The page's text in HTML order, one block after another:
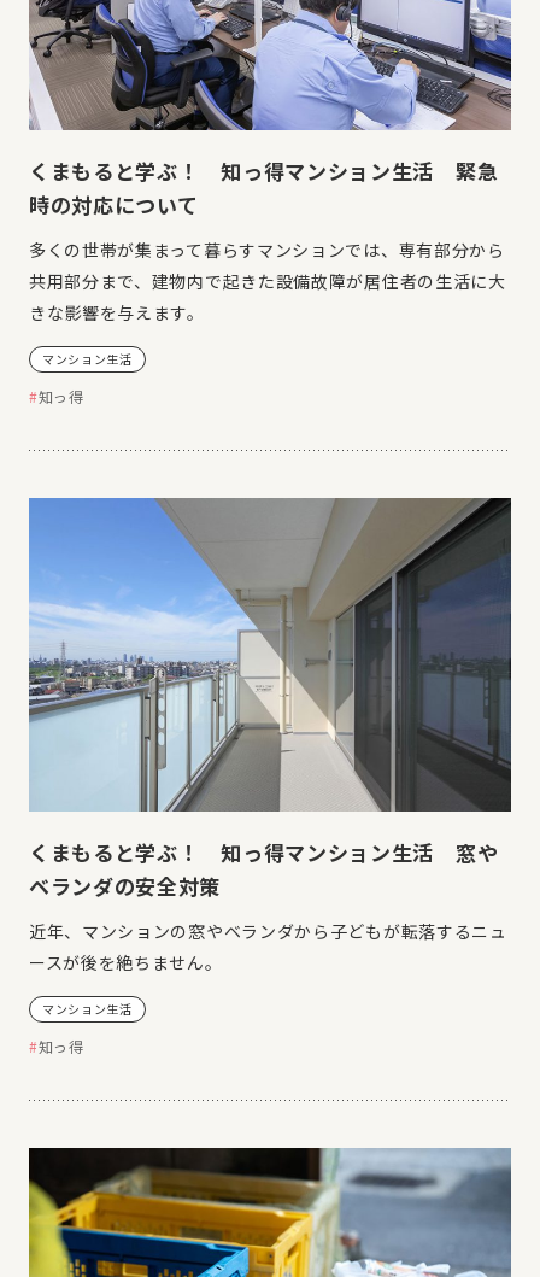
くまもると学ぶ！ 知っ得マンション生活 緊急
時の対応について
多くの世帯が集まって暮らすマンションでは、専有部分から
共用部分まで、建物内で起きた設備故障が居住者の生活に大
きな影響を与えます。
マンション生活
知っ得
くまもると学ぶ！ 知っ得マンション生活 窓や
ベランダの安全対策
近年、マンションの窓やベランダから子どもが転落するニュ
ースが後を絶ちません。
マンション生活
知っ得